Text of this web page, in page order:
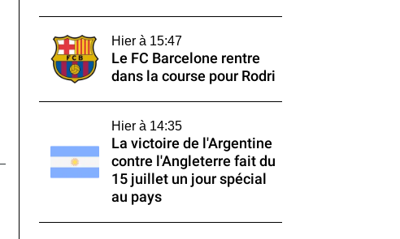
Hier à 15:47
Le FC Barcelone rentre
dans la course pour Rodri
Hier à 14:35
La victoire de l'Argentine
contre l'Angleterre fait du
15 juillet un jour spécial
au pays